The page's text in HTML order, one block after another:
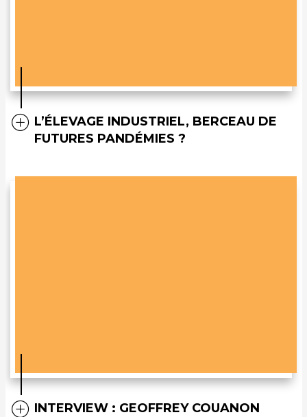
L’ÉLEVAGE INDUSTRIEL, BERCEAU DE
FUTURES PANDÉMIES ?
INTERVIEW : GEOFFREY COUANON